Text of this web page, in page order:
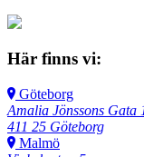
Här finns vi:
Göteborg
Amalia Jönssons Gata
411 25 Göteborg
Malmö